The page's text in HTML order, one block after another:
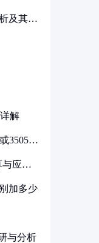
及其在
解
3505代
与应用
加多少
与分析